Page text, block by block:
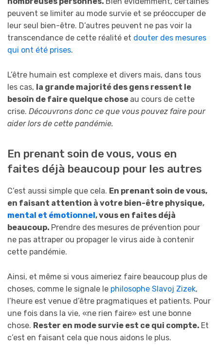
peuvent se limiter au mode survie et se préoccuper de
leur seul bien-être. D’autres peuvent ne pas voir la
transcendance de cette réalité et douter des mesures
qui ont été prises.
L’être humain est complexe et divers mais, dans tous
les cas, la grande majorité des gens ressent le
besoin de faire quelque chose au cours de cette
crise. Découvrons donc ce que vous pouvez faire pour
aider lors de cette pandémie.
En prenant soin de vous, vous en
faites déjà beaucoup pour les autres
C’est aussi simple que cela. En prenant soin de vous,
en faisant attention à votre bien-être physique,
mental et émotionnel, vous en faites déjà
beaucoup. Prendre des mesures de prévention pour
ne pas attraper ou propager le virus aide à contenir
cette pandémie.
Ainsi, et même si vous aimeriez faire beaucoup plus de
choses, comme le signale le philosophe Slavoj Zizek,
l’heure est venue d’être pragmatiques et patients. Pour
une fois dans la vie, «ne rien faire» est une bonne
chose. Rester en mode survie est ce qui compte. Et
c’est en faisant cela que nous aidons le plus.